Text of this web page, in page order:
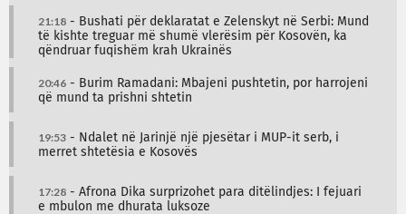
21:18 - Bushati për deklaratat e Zelenskyt në Serbi: Mund
të kishte treguar më shumë vlerësim për Kosovën, ka
qëndruar fuqishëm krah Ukrainës
20:46 - Burim Ramadani: Mbajeni pushtetin, por harrojeni
që mund ta prishni shtetin
19:53 - Ndalet në Jarinjë një pjesëtar i MUP-it serb, i
merret shtetësia e Kosovës
17:28 - Afrona Dika surprizohet para ditëlindjes: I fejuari
e mbulon me dhurata luksoze